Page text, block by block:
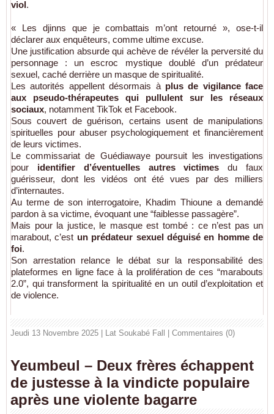
viol.
« Les djinns que je combattais m’ont retourné », ose-t-il
déclarer aux enquêteurs, comme ultime excuse.
Une justification absurde qui achève de révéler la perversité du
personnage : un escroc mystique doublé d’un prédateur
sexuel, caché derrière un masque de spiritualité.
Les autorités appellent désormais à plus de vigilance face
aux pseudo-thérapeutes qui pullulent sur les réseaux
sociaux, notamment TikTok et Facebook.
Sous couvert de guérison, certains usent de manipulations
spirituelles pour abuser psychologiquement et financièrement
de leurs victimes.
Le commissariat de Guédiawaye poursuit les investigations
pour identifier d’éventuelles autres victimes du faux
guérisseur, dont les vidéos ont été vues par des milliers
d’internautes.
Au terme de son interrogatoire, Khadim Thioune a demandé
pardon à sa victime, évoquant une “faiblesse passagère”.
Mais pour la justice, le masque est tombé : ce n’est pas un
marabout, c’est un prédateur sexuel déguisé en homme de
foi.
Son arrestation relance le débat sur la responsabilité des
plateformes en ligne face à la prolifération de ces “marabouts
2.0”, qui transforment la spiritualité en un outil d’exploitation et
de violence.
Jeudi 13 Novembre 2025 | Lat Soukabé Fall | Commentaires (0)
Yeumbeul – Deux frères échappent
de justesse à la vindicte populaire
après une violente bagarre